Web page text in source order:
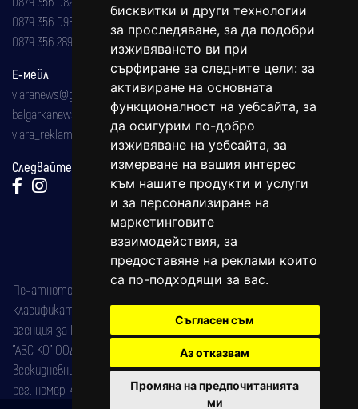
бисквитки и други технологии
за проследяване, за да подобри
изживяването ви при
сърфиране за следните цели: за
активиране на основната
функционалност на уебсайта, за
да осигурим по-добро
изживяване на уебсайта, за
измерване на вашия интерес
към нашите продукти и услуги
и за персонализиране на
маркетинговите
взаимодействия, за
предоставяне на реклами които
са по-подходящи за вас.
Съгласен съм
Аз отказвам
Промяна на предпочитанията
ми
0879 356 098
0879 356 289
Е-мейл
viaranews@gmail.com
balgarkanews@gmail.com
viara_reklama@mail.bg
Следвайте ни:
Печатното издание на вестника е регистрирано в националния
класификатор на печатните издания (Българска национална
агенция за ISSN) под номер: ISSN 1312-4722.
"АВС КО" ООД е притежател на марката: Вяра информационен
всекидневник на югозападна България, със свидетелство за марка
рег. номер: 47857/11.05.2004 година.